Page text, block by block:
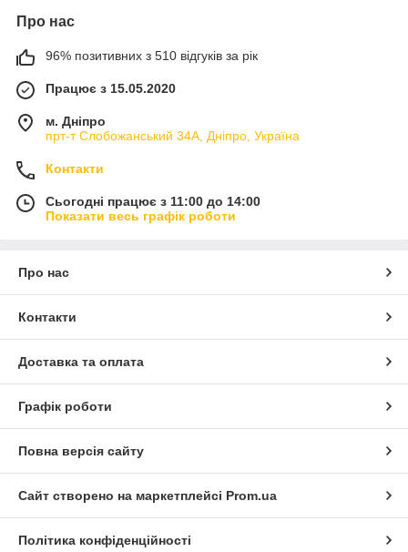
Про нас
96% позитивних з 510 відгуків за рік
Працює з 15.05.2020
м. Дніпро
прт-т Слобожанський 34А, Дніпро, Україна
Контакти
Сьогодні працює з 11:00 до 14:00
Показати весь графік роботи
Про нас
Контакти
Доставка та оплата
Графік роботи
Повна версія сайту
Сайт створено на маркетплейсі Prom.ua
Політика конфіденційності